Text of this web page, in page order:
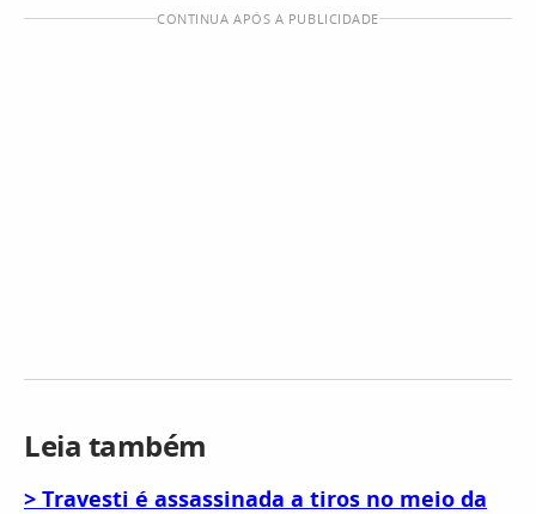
CONTINUA APÓS A PUBLICIDADE
Leia também
> Travesti é assassinada a tiros no meio da